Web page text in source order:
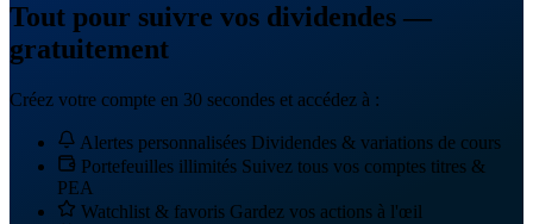
Tout pour suivre vos dividendes —
gratuitement
Créez votre compte en 30 secondes et accédez à :
Alertes personnalisées Dividendes & variations de cours
Portefeuilles illimités Suivez tous vos comptes titres &
PEA
Watchlist & favoris Gardez vos actions à l'œil